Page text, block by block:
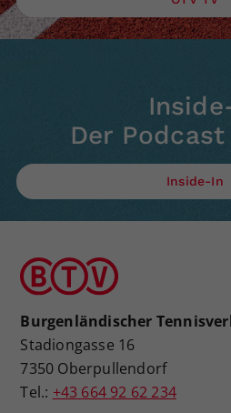
Der Podcast
Inside-In
Burgenländischer
Stadiongasse 16
7350 Oberpullendorf
Tel.: +43 664 92 62 234